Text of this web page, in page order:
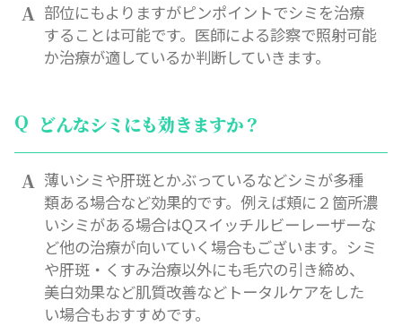
部位にもよりますがピンポイントでシミを治療
することは可能です。医師による診察で照射可能
か治療が適しているか判断していきます。
どんなシミにも効きますか？
薄いシミや肝斑とかぶっているなどシミが多種
類ある場合など効果的です。例えば頬に２箇所濃
いシミがある場合はQスイッチルビーレーザーな
ど他の治療が向いていく場合もございます。シミ
や肝斑・くすみ治療以外にも毛穴の引き締め、
美白効果など肌質改善などトータルケアをした
い場合もおすすめです。